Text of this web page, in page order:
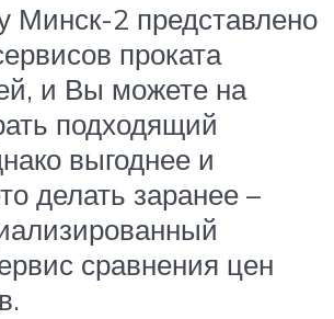
Минск-2 представлено
проката
и Вы можете на
подходящий
выгоднее и
делать заранее –
сравнения цен